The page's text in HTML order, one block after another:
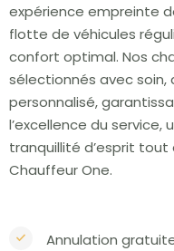
expérience empreinte
flotte de véhicules
confort optimal. Nos
sélectionnés avec
personnalisé,
l’excellence du
tranquillité d’esprit
Chauffeur One.
Annulation